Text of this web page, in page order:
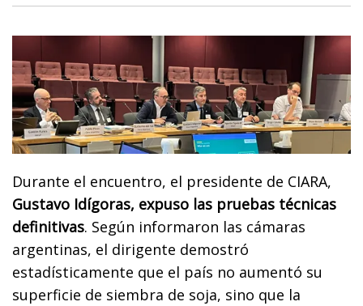
Durante el encuentro, el presidente de CIARA,
Gustavo Idígoras, expuso las pruebas técnicas
definitivas. Según informaron las cámaras
argentinas, el dirigente demostró
estadísticamente que el país no aumentó su
superficie de siembra de soja, sino que la